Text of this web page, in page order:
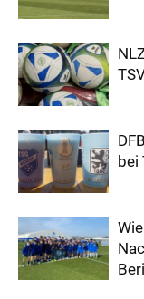
bei